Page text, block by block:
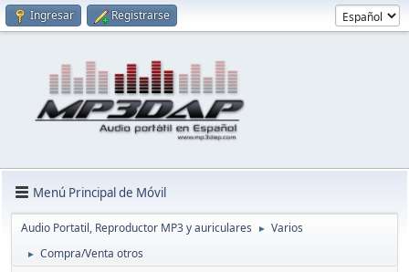
Ingresar Registrarse
Menú Principal de Móvil
Audio Portatil, Reproductor MP3 y auriculares ► Varios
► Compra/Venta otros